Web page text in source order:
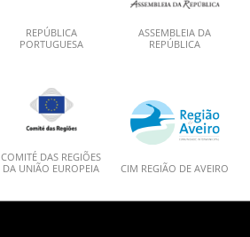
REPÚBLICA
PORTUGUESA
ASSEMBLEIA DA
REPÚBLICA
COMITÉ DAS REGIÕES
DA UNIÃO EUROPEIA
CIM REGIÃO DE AVEIRO